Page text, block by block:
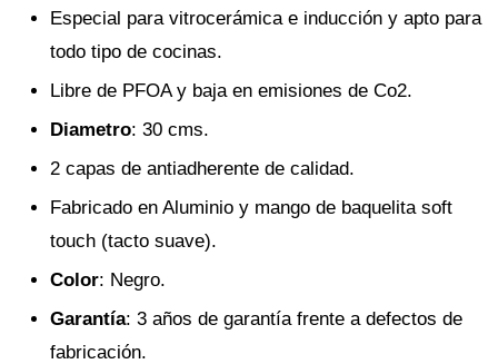
Especial para vitrocerámica e inducción y apto para
todo tipo de cocinas.
Libre de PFOA y baja en emisiones de Co2.
Diametro: 30 cms.
2 capas de antiadherente de calidad.
Fabricado en Aluminio y mango de baquelita soft
touch (tacto suave).
Color: Negro.
Garantía: 3 años de garantía frente a defectos de
fabricación.